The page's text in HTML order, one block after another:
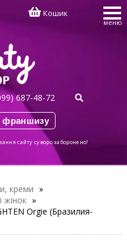
Кошик
меню
687-48-72
франшизу
сайту суворо заборонено!
креми »
жінок »
Orgie (Бразилия-